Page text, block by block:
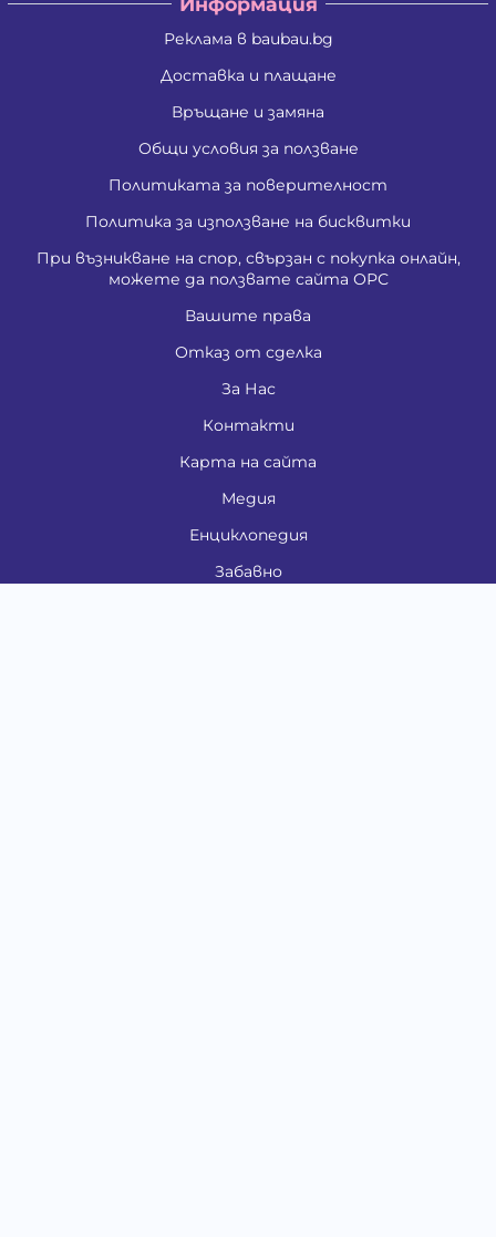
Реклама в baubau.bg
Доставка и плащане
Връщане и замяна
Общи условия за ползване
Политиката за поверителност
Политика за използване на бисквитки
При възникване на спор, свързан с покупка онлайн,
можете да ползвате сайта ОРС
Вашите права
Отказ от сделка
За Нас
Контакти
Карта на сайта
Медия
Енциклопедия
Забавно